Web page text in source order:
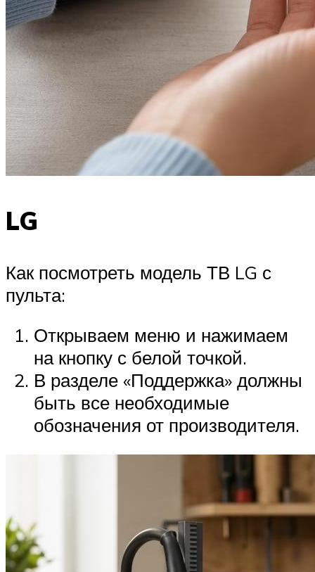
LG
Как посмотреть модель ТВ LG с
пульта:
Открываем меню и нажимаем
на кнопку с белой точкой.
В разделе «Поддержка» должны
быть все необходимые
обозначения от производителя.